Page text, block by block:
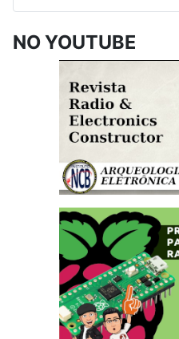
NO YOUTUBE